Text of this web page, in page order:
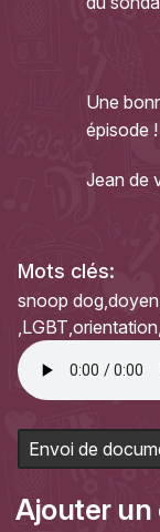
Une
épisode !
Jean de
Mots clés:
snoop dog doyen
LGBT orientation
Envoi de
Ajouter